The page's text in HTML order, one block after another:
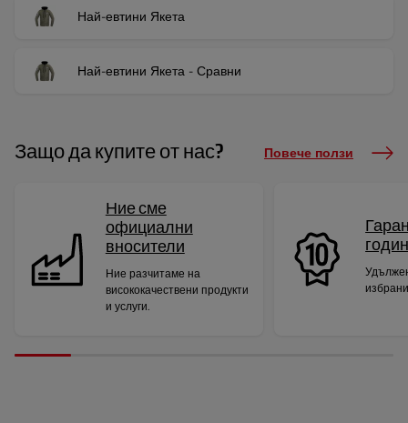
Най-евтини Якета
Най-евтини Якета - Сравни
Защо да купите от нас? Повече ползи
Ние сме
официални
вносители
Ние разчитаме на
висококачествени продукти
и услуги.